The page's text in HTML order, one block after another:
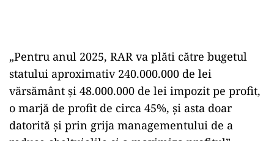
„Pentru anul 2025, RAR va plăti către bugetul
statului aproximativ 240.000.000 de lei
vărsământ și 48.000.000 de lei impozit pe profit,
o marjă de profit de circa 45%, și asta doar
datorită și prin grija managementului de a